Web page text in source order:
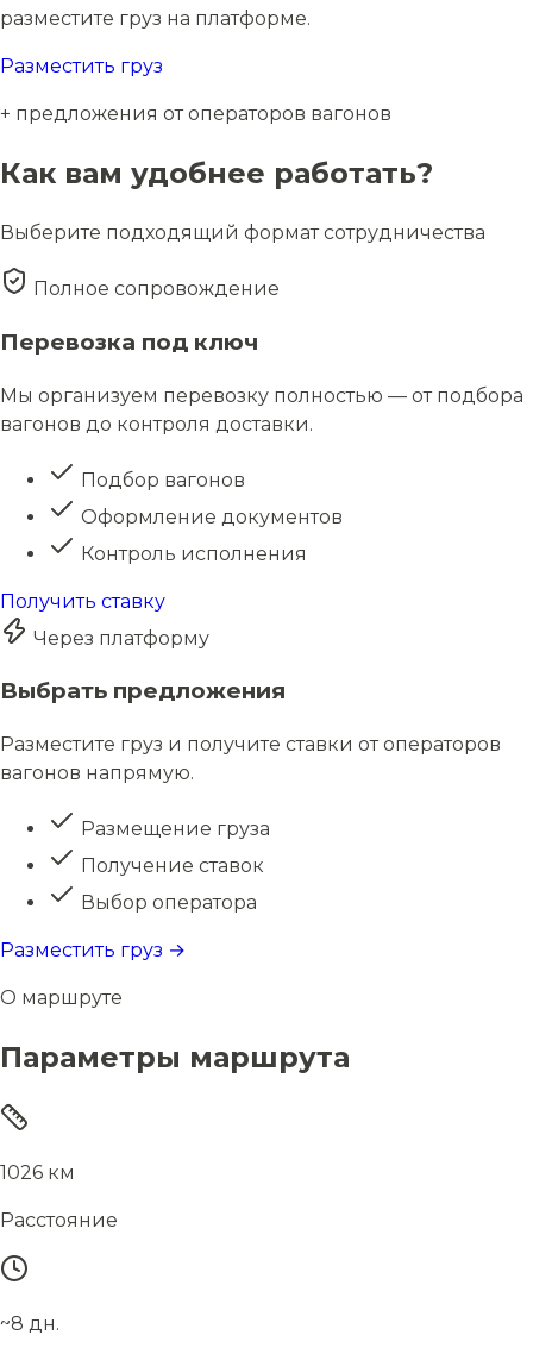
разместите груз на платформе.
Разместить груз
+ предложения от операторов вагонов
Как вам удобнее работать?
Выберите подходящий формат сотрудничества
Полное сопровождение
Перевозка под ключ
Мы организуем перевозку полностью — от подбора
вагонов до контроля доставки.
Подбор вагонов
Оформление документов
Контроль исполнения
Получить ставку
Через платформу
Выбрать предложения
Разместите груз и получите ставки от операторов
вагонов напрямую.
Размещение груза
Получение ставок
Выбор оператора
Разместить груз →
О маршруте
Параметры маршрута
1026 км
Расстояние
~8 дн.